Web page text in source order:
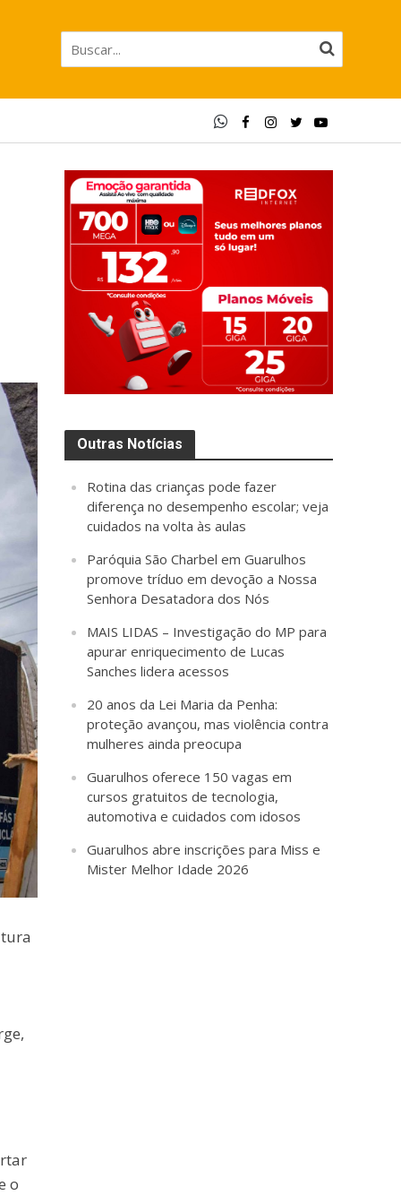
o
Outras Notícias
Rotina das crianças pode fazer
diferença no desempenho escolar; veja
cuidados na volta às aulas
Paróquia São Charbel em Guarulhos
promove tríduo em devoção a Nossa
Senhora Desatadora dos Nós
MAIS LIDAS – Investigação do MP para
apurar enriquecimento de Lucas
Sanches lidera acessos
20 anos da Lei Maria da Penha:
proteção avançou, mas violência contra
mulheres ainda preocupa
Guarulhos oferece 150 vagas em
cursos gratuitos de tecnologia,
automotiva e cuidados com idosos
Guarulhos abre inscrições para Miss e
Mister Melhor Idade 2026